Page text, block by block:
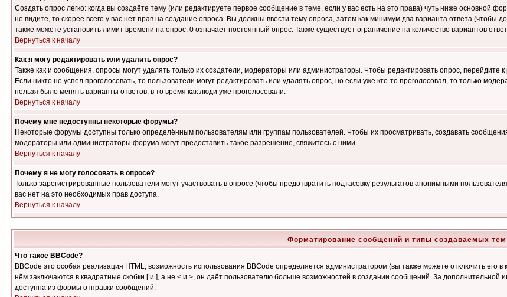
Создать опрос легко: когда вы создаёте тему (или редактируете первое сообщение в теме, если у вас есть на это права) чуть ниже основной
не видите, то скорее всего у вас нет прав на создание опроса. Вы должны ввести тему опроса, затем как минимум два варианта ответа (чтобы
также можете установить лимит времени на опрос, 0 означает постоянный опрос. Также существует ограничение на количество вариантов
Вернуться к началу
Как я могу редактировать или удалить опрос?
Также как и сообщения, опросы могут удалять только их создатели, модераторы или администраторы. Чтобы редактировать опрос, перейдите
Если никто не успел проголосовать, то пользователи могут редактировать или удалять опрос, но если уже кто-то проголосовал, то только
нельзя было менять варианты ответов, в то время как люди уже проголосовали.
Вернуться к началу
Почему мне недоступны некоторые форумы?
Некоторые форумы доступны только определённым пользователям или группам пользователей. Чтобы их просматривать, создавать
модераторы или администраторы форума могут предоставить такое разрешение, свяжитесь с ними.
Вернуться к началу
Почему я не могу голосовать в опросе?
Только зарегистрированные пользователи могут участвовать в опросе (чтобы предотвратить подтасовку результатов анонимными
вас нет на это необходимых прав доступа.
Вернуться к началу
Форматирование сообщений и типы создаваемых тем
Что такое BBCode?
BBCode это особая реализация HTML, возможность использования BBCode определяется администратором (вы также можете отключить его
нём заключаются в квадратные скобки [ и ], а не < и >, он даёт пользователю больше возможностей в создании сообщений. За дополнительной
доступна из формы отправки сообщений.